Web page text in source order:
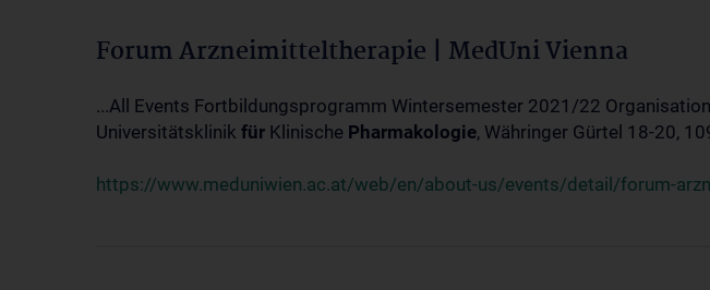
Forum Arzneimitteltherapie | MedUni Vienna
...All Events Fortbildungsprogramm Wintersemester 2021/22
Universitätsklinik für Klinische Pharmakologie, Währinger Gürtel 18-20,
https://www.meduniwien.ac.at/web/en/about-us/events/detail/forum-